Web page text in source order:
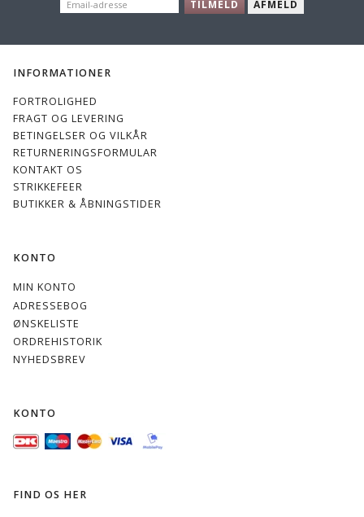
ADRESSE
TILMELD AFMELD
INFORMATIONER
FORTROLIGHED
FRAGT OG LEVERING
BETINGELSER OG VILKÅR
RETURNERINGSFORMULAR
KONTAKT OS
STRIKKEFEER
BUTIKKER & ÅBNINGSTIDER
KONTO
MIN KONTO
ADRESSEBOG
ØNSKELISTE
ORDREHISTORIK
NYHEDSBREV
KONTO
FIND OS HER